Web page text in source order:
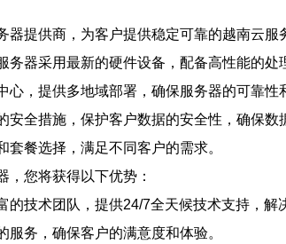
器提供商，为客户提供稳定可靠的越南云服
务器采用最新的硬件设备，配备高性能的处
心，提供多地域部署，确保服务器的可靠性
安全措施，保护客户数据的安全性，确保数
套餐选择，满足不同客户的需求。
，您将获得以下优势：
的技术团队，提供24/7全天候技术支持，解
务，确保客户的满意度和体验。